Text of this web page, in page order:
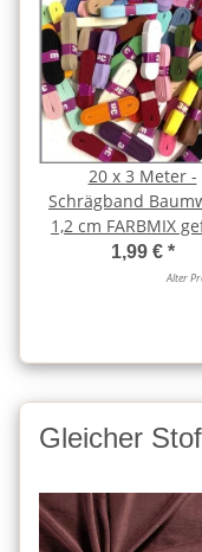
20 x 3 Meter -
Schrägband
1,2 cm FARBMIX
1,99 € *
Alter
Gleicher